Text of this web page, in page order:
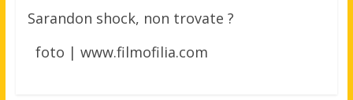
Sarandon shock, non trovate ?
foto | www.filmofilia.com